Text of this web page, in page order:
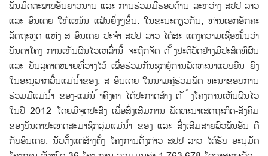
ພັນມິດຕະພາບອັນຍາວນານ ແລະ ການຮ່ວມມືຮອບດ້ານ ລະຫວ່າງ ສປປ ລາວ
ແລະ ອິນເດຍ ໃຫ້ແໜ້ນ ແຟ້ນຍິ່ງໆຂຶ້ນ. ໃນຂະນະດຽວກັນ, ທ່ານເອກອັກຄະ
ລັດຖະທູດ ແຫ່ງ ສ ອິນເດຍ ປະຈຳ ສປປ ລາວ ໄດ້ສະ ແດງຄວາມເຊື່ອໝັ້ນວ່າ
ບັນດາໂຄງ ການເຫັນຜົນໄວເຫລົ່ານີ້ ຈະຖືກຈັດ ຕ ັ້ງປະຕິບັດຢ່າງມີປະສິດທິຜົນ
ແລະ ບັນລຸຄາດໝາຍທີ່ວາງໄວ້ ເພື່ອຮ່ວມກັນຊຸກຍູ້ການພັດທະນາແບບຍືນ ຍົງ
ໃນອະນຸພາກພື້ນແມ່ນ້ຳຂອງ. ສ ອິນເດຍ ໃນນາມຄູ່ຮ່ວມພັດ ທະນາຂອບການ
ຮ່ວມມືແມ່ນ້ຳ ຂອງ-ແມ່ນໍ ້າຄົງຄາ ໄດ້ປະກາດສ້າງ ຕ ັ ້ງໂຄງການເຫັນຜົນໄວ
ໃນປີ 2012 ໂດຍມີຈຸດປະສົງ ເພື່ອສົ່ງເສີມການ ພັດທະນາເສດຖະກິດ-ສັງຄົມ
ຂອງບັນດາປະເທດສະມາຊິກລຸ່ມແມ່ນ້ຳ ຂອງ ແລະ ສົ່ງເສີມສາຍພົວພັນອັນ ດີ
ກັບອິນເດຍ, ນັບຕັ້ງແຕ່ສ້າງຕັ້ງ ໂຄງການດັ່ງກ່າວ ສປປ ລາວ ໄດ້ຮັບ ອະນຸມັດ